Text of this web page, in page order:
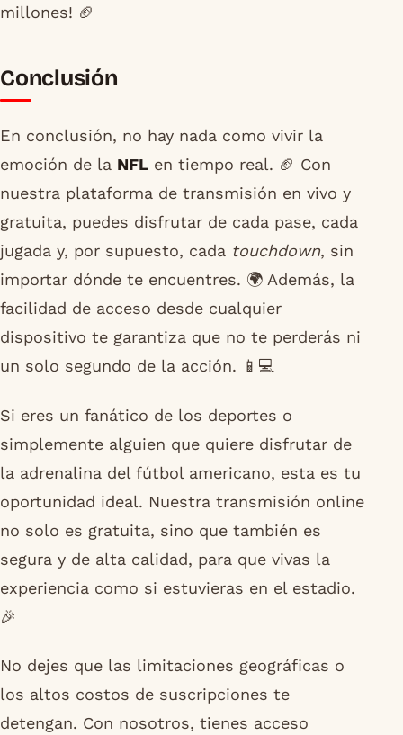
millones! 🏈
Conclusión
En conclusión, no hay nada como vivir la
emoción de la NFL en tiempo real. 🏈 Con
nuestra plataforma de transmisión en vivo y
gratuita, puedes disfrutar de cada pase, cada
jugada y, por supuesto, cada touchdown, sin
importar dónde te encuentres. 🌍 Además, la
facilidad de acceso desde cualquier
dispositivo te garantiza que no te perderás ni
un solo segundo de la acción. 📱💻
Si eres un fanático de los deportes o
simplemente alguien que quiere disfrutar de
la adrenalina del fútbol americano, esta es tu
oportunidad ideal. Nuestra transmisión online
no solo es gratuita, sino que también es
segura y de alta calidad, para que vivas la
experiencia como si estuvieras en el estadio.
🎉
No dejes que las limitaciones geográficas o
los altos costos de suscripciones te
detengan. Con nosotros, tienes acceso